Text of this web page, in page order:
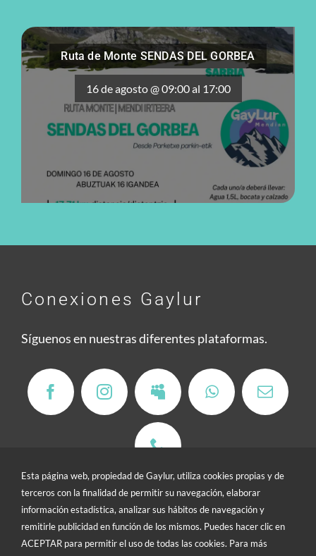
Ruta de Monte SENDAS DEL GORBEA
16 de agosto @ 09:00al 17:00
Conexiones Gaylur
Síguenos en nuestras diferentes plataformas.
Esta página web, propiedad de Gaylur, utiliza cookies propias y de
terceros con la finalidad de permitir su navegación, elaborar
información estadística, analizar sus hábitos de navegación y
remitirle publicidad en función de los mismos. Puedes hacer clic en
ACEPTAR para permitir el uso de todas las cookies. Para más